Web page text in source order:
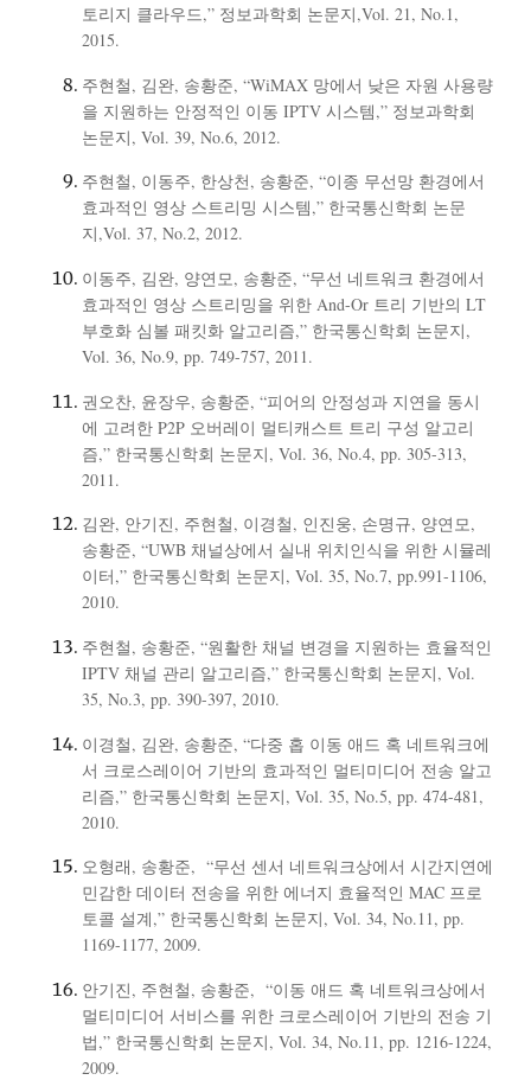
토리지 클라우드,” 정보과학회 논문지,Vol. 21, No.1,
2015.
주현철, 김완, 송황준, “WiMAX 망에서 낮은 자원 사용량
을 지원하는 안정적인 이동 IPTV 시스템,” 정보과학회
논문지, Vol. 39, No.6, 2012.
주현철, 이동주, 한상천, 송황준, “이종 무선망 환경에서
효과적인 영상 스트리밍 시스템,” 한국통신학회 논문
지,Vol. 37, No.2, 2012.
이동주, 김완, 양연모, 송황준, “무선 네트워크 환경에서
효과적인 영상 스트리밍을 위한 And-Or 트리 기반의 LT
부호화 심볼 패킷화 알고리즘,” 한국통신학회 논문지,
Vol. 36, No.9, pp. 749-757, 2011.
권오찬, 윤장우, 송황준, “피어의 안정성과 지연을 동시
에 고려한 P2P 오버레이 멀티캐스트 트리 구성 알고리
즘,” 한국통신학회 논문지, Vol. 36, No.4, pp. 305-313,
2011.
김완, 안기진, 주현철, 이경철, 인진웅, 손명규, 양연모,
송황준, “UWB 채널상에서 실내 위치인식을 위한 시뮬레
이터,” 한국통신학회 논문지, Vol. 35, No.7, pp.991-1106,
2010.
주현철, 송황준, “원활한 채널 변경을 지원하는 효율적인
IPTV 채널 관리 알고리즘,” 한국통신학회 논문지, Vol.
35, No.3, pp. 390-397, 2010.
이경철, 김완, 송황준, “다중 홉 이동 애드 혹 네트워크에
서 크로스레이어 기반의 효과적인 멀티미디어 전송 알고
리즘,” 한국통신학회 논문지, Vol. 35, No.5, pp. 474-481,
2010.
오형래, 송황준, “무선 센서 네트워크상에서 시간지연에
민감한 데이터 전송을 위한 에너지 효율적인 MAC 프로
토콜 설계,” 한국통신학회 논문지, Vol. 34, No.11, pp.
1169-1177, 2009.
안기진, 주현철, 송황준, “이동 애드 혹 네트워크상에서
멀티미디어 서비스를 위한 크로스레이어 기반의 전송 기
법,” 한국통신학회 논문지, Vol. 34, No.11, pp. 1216-1224,
2009.